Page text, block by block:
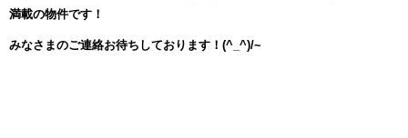
満載の物件です！
みなさまのご連絡お待ちしております！(^_^)/~